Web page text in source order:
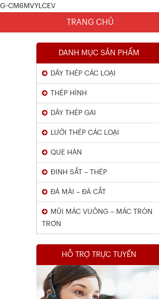
G-CM6MVYLCEV
TRANG CHỦ
DANH MỤC SẢN PHẨM
DÂY THÉP CÁC LOẠI
THÉP HÌNH
DÂY THÉP GAI
LƯỚI THÉP CÁC LOẠI
QUE HÀN
ĐINH SẮT – THÉP
ĐÁ MÀI – ĐÁ CẮT
MŨI MÁC VUÔNG – MÁC TRÒN
TRƠN
HỖ TRỢ TRỰC TUYẾN
Chứng Chỉ Dây Mạ Kẽm Nhúng
Nóng